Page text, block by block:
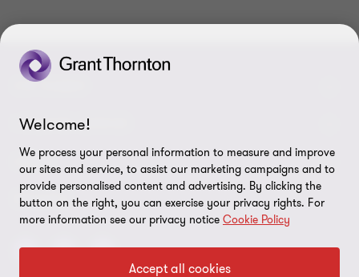
3
3
3
CHI SIAMO
Le nostre persone
Chi Siamo
Contattaci
Lavora con noi
I NOSTRI SERVIZI
I nostri servizi di assurance
I nostri servizi di advisory
I nostri servizi IT & Cloud
LEGAL
Privacy policy
Preferenze sui cookie
SEGUICI
Welcome!
We process your personal information to measure and improve
our sites and service, to assist our marketing campaigns and to
provide personalised content and advertising. By clicking the
button on the right, you can exercise your privacy rights. For
more information see our privacy notice Cookie Policy
Accept all cookies